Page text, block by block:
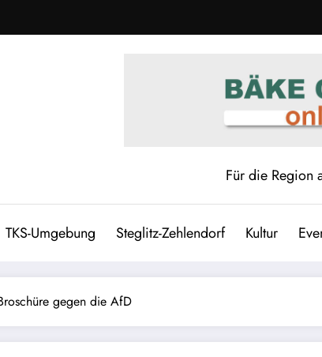
Für die Region
TKS-Umgebung Steglitz-Zehlendorf Kultur
gegen die AfD